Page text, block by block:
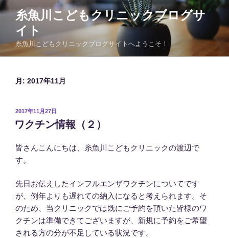
コ
ン
ツ
糸魚川こどもクリニックブログサ
イト
糸魚川こどもクリニックブログサイトへようこそ！
月: 2017年11月
投
稿
日:
2017年11月27日
ワクチン情報（２）
皆さんこんにちは、糸魚川こどもクリニックの渡辺で
す。
先日お伝えしたインフルエンザワクチンについてです
が、例年よりも遅れての納入になると考えられます。そ
のため、当クリニックでは既にご予約を頂いた皆様のワ
クチンは準備できてございますが、新規に予約をご希望
される方の分が不足している状況です。